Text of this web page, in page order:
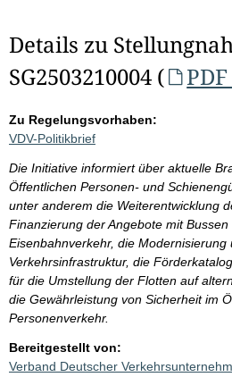
Details zu
SG2503210004 (
Zu Regelungsvorhaben:
VDV-Politikbrief
Die Initiative informiert über aktuelle
Öffentlichen Personen- und
unter anderem die Weiterentwicklung
Finanzierung der Angebote mit
Eisenbahnverkehr, die Modernisierung
Verkehrsinfrastruktur, die
für die Umstellung der Flotten auf
die Gewährleistung von Sicherheit im
Personenverkehr.
Bereitgestellt von:
Verband Deutscher